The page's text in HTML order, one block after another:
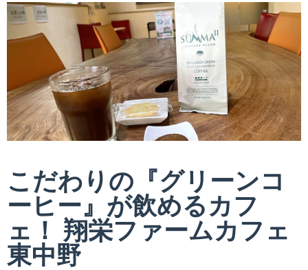
こだわりの『グリーンコ
ーヒー』が飲めるカフ
ェ！ 翔栄ファームカフェ
東中野